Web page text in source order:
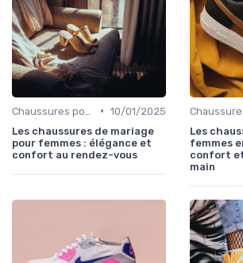
• 10/01/2025
Les chaussures de mariage
pour femmes : élégance et
confort au rendez-vous
Les
femmes
confort
main